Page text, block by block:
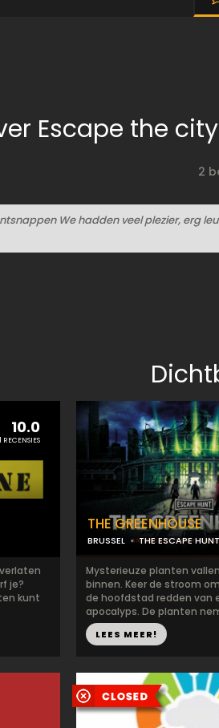
Escape the
2
We hadden veel plezier, erg
10.0
1 RECENSIES
je?
kunt
THE GREENHOUSE
BRUSSEL THE ESCAPE
Mysterieuze planten
binnen. Keer de stroom
de hoofdstad redden van
apocalyps. De planten
LEES MEER!